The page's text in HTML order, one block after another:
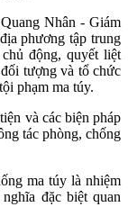
Nhân - Giám
phương tập trung
động, quyết liệt
tượng và tổ chức
phạm ma túy.
và các biện pháp
tác phòng, chống
ma túy là nhiệm
đặc biệt quan